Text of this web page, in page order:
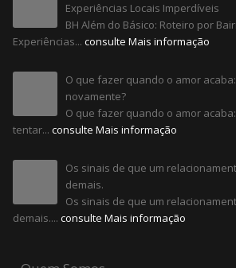
Experiências Locais Imperdíveis
BH Além do Básico: Roteiro por
Experiências... consulte Mais informação
O que fazer quando o amor
novamente?
O que fazer quando o amor
tentar... consulte Mais informação
Os sinais de que um
demais.
Os sinais de que um
demais.... consulte Mais informação